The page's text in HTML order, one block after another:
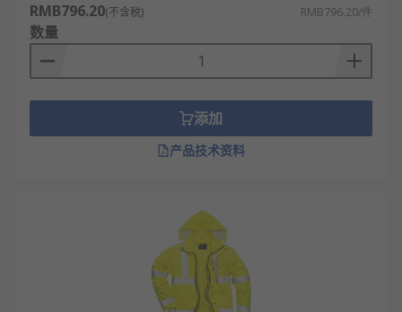
建筑工地
仓库
交通控制
欢迎查看和订购RS欧时的反光夹克及相关产品，现货
订购24小时内发货，线上下单满额免运费。
RMB796.20(不含税) RMB796.20/件
数量
添加
产品技术资料